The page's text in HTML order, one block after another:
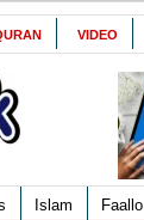
VIDEO
Islam Faallo